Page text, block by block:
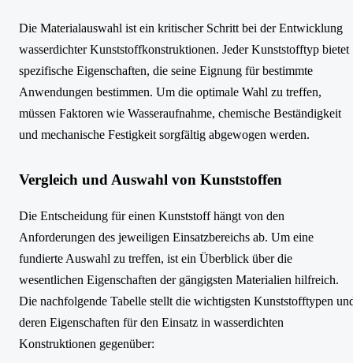
Die Materialauswahl ist ein kritischer Schritt bei der Entwicklung
wasserdichter Kunststoffkonstruktionen. Jeder Kunststofftyp bietet
spezifische Eigenschaften, die seine Eignung für bestimmte
Anwendungen bestimmen. Um die optimale Wahl zu treffen,
müssen Faktoren wie Wasseraufnahme, chemische Beständigkeit
und mechanische Festigkeit sorgfältig abgewogen werden.
Vergleich und Auswahl von Kunststoffen
Die Entscheidung für einen Kunststoff hängt von den
Anforderungen des jeweiligen Einsatzbereichs ab. Um eine
fundierte Auswahl zu treffen, ist ein Überblick über die
wesentlichen Eigenschaften der gängigsten Materialien hilfreich.
Die nachfolgende Tabelle stellt die wichtigsten Kunststofftypen
deren Eigenschaften für den Einsatz in wasserdichten
Konstruktionen gegenüber: